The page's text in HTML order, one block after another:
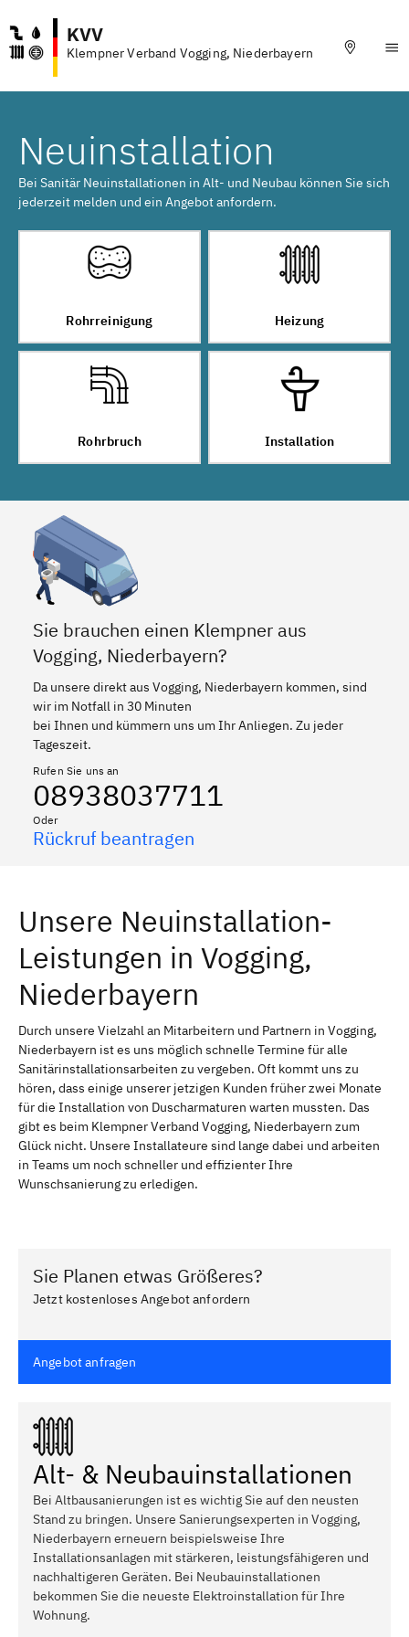
KVV
Klempner Verband Vogging, Niederbayern
Neuinstallation
Bei Sanitär Neuinstallationen in Alt- und Neubau können Sie sich
jederzeit melden und ein Angebot anfordern.
Rohrreinigung Heizung
Rohrbruch Installation
Sie brauchen einen Klempner aus
Vogging, Niederbayern?
Da unsere direkt aus Vogging, Niederbayern kommen, sind
wir im Notfall in 30 Minuten
bei Ihnen und kümmern uns um Ihr Anliegen. Zu jeder
Tageszeit.
Rufen Sie uns an
08938037711
Oder
Rückruf beantragen
Unsere Neuinstallation-
Leistungen in Vogging,
Niederbayern
Durch unsere Vielzahl an Mitarbeitern und Partnern in Vogging,
Niederbayern ist es uns möglich schnelle Termine für alle
Sanitärinstallationsarbeiten zu vergeben. Oft kommt uns zu
hören, dass einige unserer jetzigen Kunden früher zwei Monate
für die Installation von Duscharmaturen warten mussten. Das
gibt es beim Klempner Verband Vogging, Niederbayern zum
Glück nicht. Unsere Installateure sind lange dabei und arbeiten
in Teams um noch schneller und effizienter Ihre
Wunschsanierung zu erledigen.
Sie Planen etwas Größeres?
Jetzt kostenloses Angebot anfordern
Angebot anfragen
Alt- & Neubauinstallationen
Bei Altbausanierungen ist es wichtig Sie auf den neusten
Stand zu bringen. Unsere Sanierungsexperten in Vogging,
Niederbayern erneuern beispielsweise Ihre
Installationsanlagen mit stärkeren, leistungsfähigeren und
nachhaltigeren Geräten. Bei Neubauinstallationen
bekommen Sie die neueste Elektroinstallation für Ihre
Wohnung.